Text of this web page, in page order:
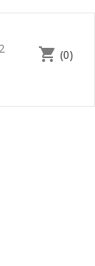
shopping_cart (0)